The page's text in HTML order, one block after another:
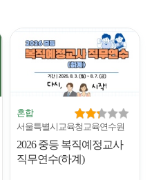
수
혼합
서울특별시교육청교육연수원
2026 중등 복직예정교사
직무연수(하계)